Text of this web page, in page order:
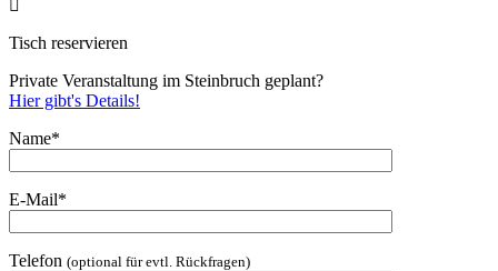
Tisch reservieren
Private Veranstaltung im Steinbruch geplant?
Hier gibt's Details!
Name*
E-Mail*
Telefon (optional für evtl. Rückfragen)